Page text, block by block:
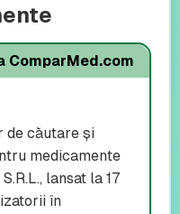
ComparMed.com
de căutare și
medicamente
lansat la 17
în